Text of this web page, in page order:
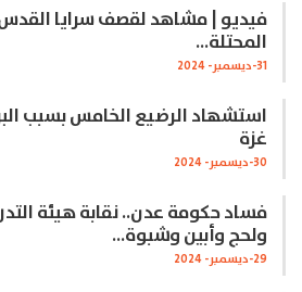
فيديو | مشاهد لقصف سرايا
المحتلة…
31-ديسمبر- 2024
استشهاد الرضيع الخامس بسبب
غزة
30-ديسمبر- 2024
فساد حكومة عدن.. نقابة هيئة
ولحج وأبين وشبوة…
29-ديسمبر- 2024